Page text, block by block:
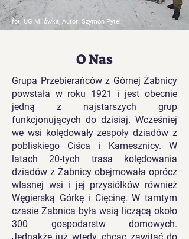
fot: UG Milówka, Autor: Szymon Pytel
O Nas
Grupa Przebierańców z Górnej Żabnicy
powstała w roku 1921 i jest obecnie
jedną z najstarszych grup
funkcjonujących do dzisiaj. Wcześniej
we wsi kolędowały zespoły dziadów z
pobliskiego Ciśca i Kamesznicy. W
latach 20-tych trasa kolędowania
dziadów z Żabnicy obejmowała oprócz
własnej wsi i jej przysiółków również
Węgierską Górkę i Cięcinę. W tamtym
czasie Żabnica była wsią liczącą około
300 gospodarstw domowych.